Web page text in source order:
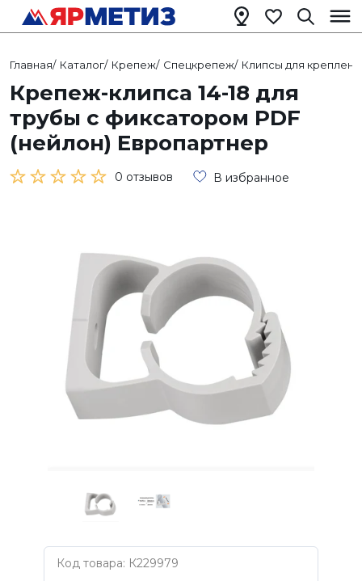
Главная/ Каталог/ Крепеж/ Спецкрепеж/ Клипсы для
Крепеж-клипса 14-18 для
трубы с фиксатором PDF
(нейлон) Европартнер
0 отзывов В избранное
Код товара: К229979